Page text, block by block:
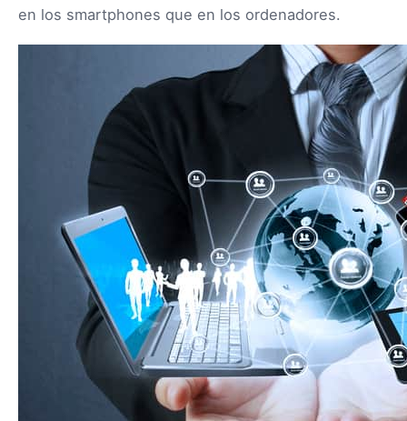
en los smartphones que en los ordenadores.